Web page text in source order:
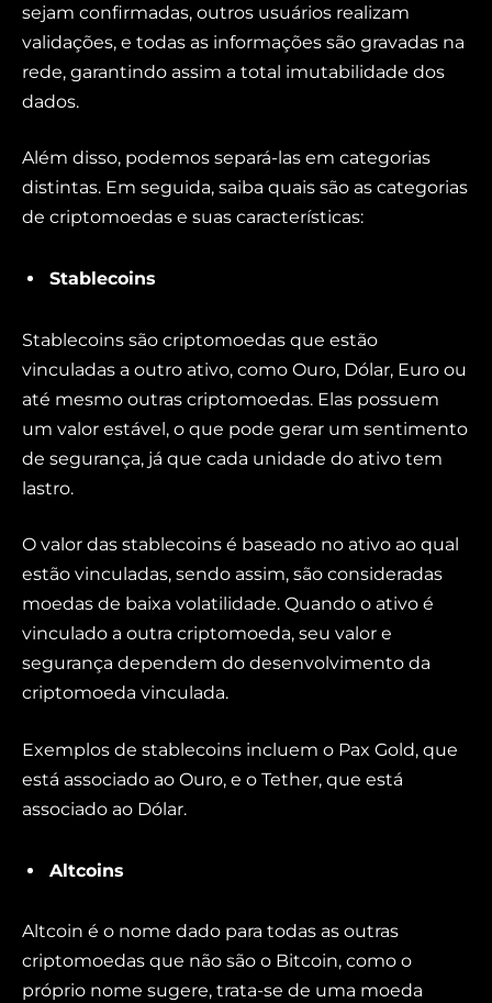
sejam confirmadas, outros usuários realizam
validações, e todas as informações são gravadas na
rede, garantindo assim a total imutabilidade dos
dados.
Além disso, podemos separá-las em categorias
distintas. Em seguida, saiba quais são as categorias
de criptomoedas e suas características:
Stablecoins
Stablecoins são criptomoedas que estão
vinculadas a outro ativo, como Ouro, Dólar, Euro ou
até mesmo outras criptomoedas. Elas possuem
um valor estável, o que pode gerar um sentimento
de segurança, já que cada unidade do ativo tem
lastro.
O valor das stablecoins é baseado no ativo ao qual
estão vinculadas, sendo assim, são consideradas
moedas de baixa volatilidade. Quando o ativo é
vinculado a outra criptomoeda, seu valor e
segurança dependem do desenvolvimento da
criptomoeda vinculada.
Exemplos de stablecoins incluem o Pax Gold, que
está associado ao Ouro, e o Tether, que está
associado ao Dólar.
Altcoins
Altcoin é o nome dado para todas as outras
criptomoedas que não são o Bitcoin, como o
próprio nome sugere, trata-se de uma moeda